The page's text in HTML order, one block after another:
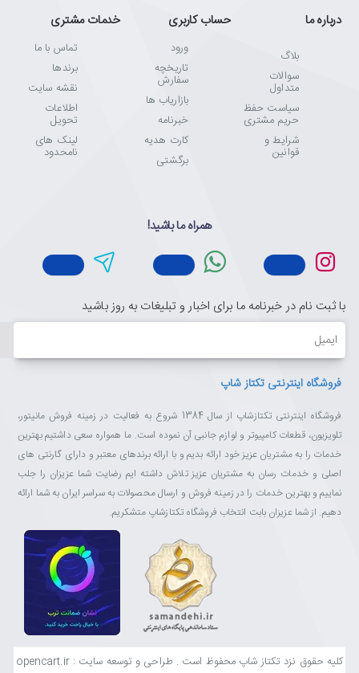
درباره ما
بلاگ
سوالات
متداول
سیاست حفظ
حریم مشتری
شرایط و
قوانین
حساب کاربری
ورود
تاریخچه
سفارش
بازاریاب ها
خبرنامه
کارت هدیه
برگشتی
خدمات مشتری
تماس با ما
برندها
نقشه سایت
اطلاعات
تحویل
لینک های
نامحدود
همراه ما باشید!
با ثبت نام در خبرنامه ما برای اخبار و تبلیغات به روز باشید
ایمیل
فروشگاه اینترنتی تکتاز شاپ
فروشگاه اینترنتی تکتازشاپ از سال 1384 شروع به فعالیت در زمینه فروش مانیتور،
تلویزیون، قطعات کامپیوتر و لوازم جانبی آن نموده است. ما همواره سعی داشتیم بهترین
خدمات را به مشتریان عزیز خود ارائه بدیم و با ارائه برندهای معتبر و دارای گارنتی های
اصلی و خدمات رسان به مشتریان عزیز تلاش داشته ایم رضایت شما عزیزان را جلب
نماییم و بهترین خدمات را در زمینه فروش و ارسال محصولات به سراسر ایران به شما ارائه
دهیم. از شما عزیزان بابت انتخاب فروشگاه تکتازشاپ متشکریم.
کلیه حقوق نزد تکتاز شاپ محفوظ است . طراحی و توسعه سایت : opencart.ir